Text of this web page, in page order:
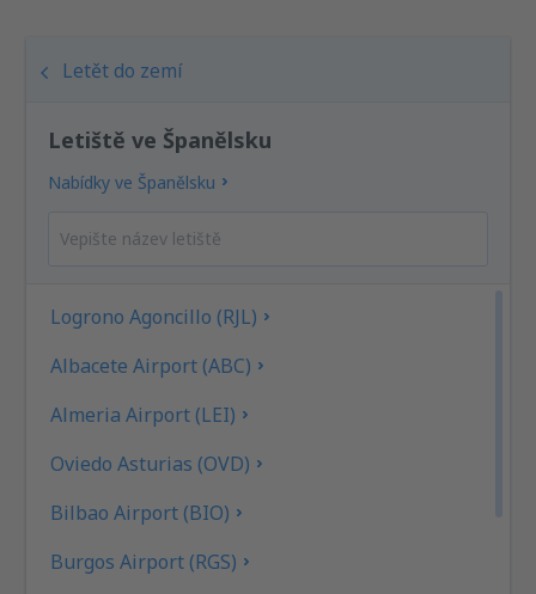
Letět do zemí
Letiště ve Španělsku
Nabídky ve Španělsku
Logrono Agoncillo (RJL)
Albacete Airport (ABC)
Almeria Airport (LEI)
Oviedo Asturias (OVD)
Bilbao Airport (BIO)
Burgos Airport (RGS)